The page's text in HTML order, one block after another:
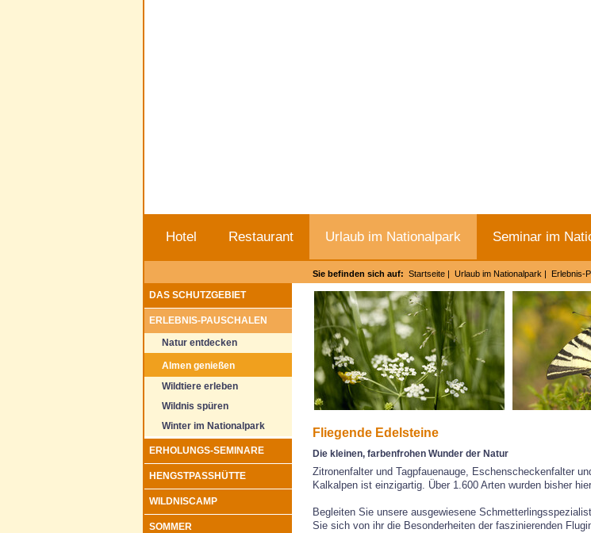
Hotel Restaurant Urlaub im Nationalpark Seminar im
Sie befinden sich auf: Startseite | Urlaub im Nationalpark | Erlebnis-
Fliegende Edelsteine
Die kleinen, farbenfrohen Wunder der Natur
Zitronenfalter und Tagpfauenauge, Eschenscheckenfalter
Kalkalpen ist einzigartig. Über 1.600 Arten wurden bisher
Begleiten Sie unsere ausgewiesene
Sie sich von ihr die Besonderheiten der faszinierenden
DAS SCHUTZGEBIET
ERLEBNIS-PAUSCHALEN
Natur entdecken
Almen genießen
Wildtiere erleben
Wildnis spüren
Winter im Nationalpark
ERHOLUNGS-SEMINARE
HENGSTPASSHÜTTE
WILDNISCAMP
SOMMER